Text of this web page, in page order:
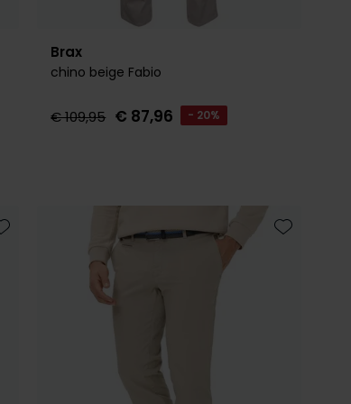
Brax
chino beige Fabio
€ 109,95 € 87,96 - 20%
Toevoegen aan favorieten